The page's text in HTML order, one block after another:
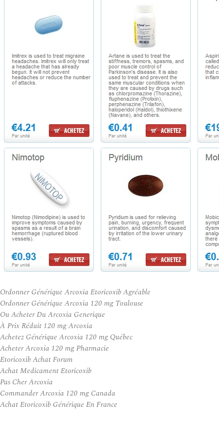
Ordonner Générique Arcoxia Etoricoxib Agréable
Ordonner Générique Arcoxia 120 mg Toulouse
Ou Acheter Du Arcoxia Generique
À Prix Réduit 120 mg Arcoxia
Achetez Générique Arcoxia 120 mg Québec
Acheter Arcoxia 120 mg Pharmacie
Etoricoxib Achat Forum
Achat Medicament Etoricoxib
Pas Cher Arcoxia
Commander Arcoxia 120 mg Canada
Achat Etoricoxib Générique En France